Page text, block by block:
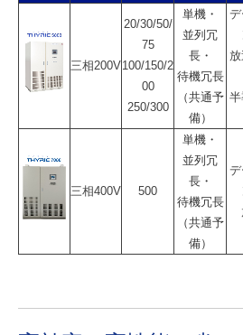
三相200V
20/30/50/
75
100/150/2
00
250/300
単機・
並列冗
長・
待機冗長
（共通予
備）
三相400V 500
単機・
並列冗
長・
待機冗長
（共通予
備）